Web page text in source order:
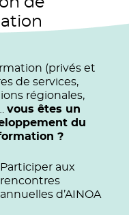
(privés et
de services,
régionales,
vous êtes un
du
?
Participer aux
rencontres
annuelles d’AINOA